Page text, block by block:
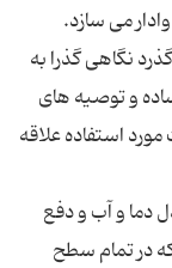
نگاهی گذرا به
و توصیه های
استفاده علاقه
دما و آب و دفع
در تمام سطح